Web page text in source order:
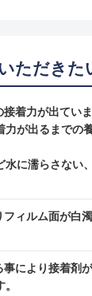
ただきた
着力が出ていま
力が出るまでの
水に濡らさない
ィルム面が白
により接着剤